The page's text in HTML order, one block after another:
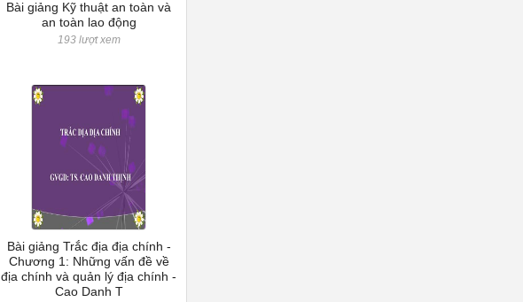
Bài giảng Kỹ thuật an toàn và
an toàn lao động
193 lượt xem
Bài giảng Trắc địa địa chính -
Chương 1: Những vấn đề về
địa chính và quản lý địa chính -
Cao Danh T